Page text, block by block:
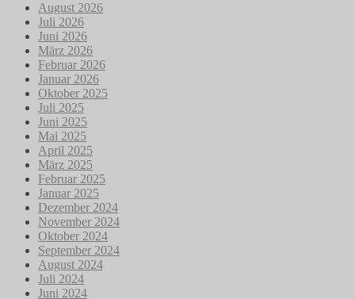
August 2026
Juli 2026
Juni 2026
März 2026
Februar 2026
Januar 2026
Oktober 2025
Juli 2025
Juni 2025
Mai 2025
April 2025
März 2025
Februar 2025
Januar 2025
Dezember 2024
November 2024
Oktober 2024
September 2024
August 2024
Juli 2024
Juni 2024